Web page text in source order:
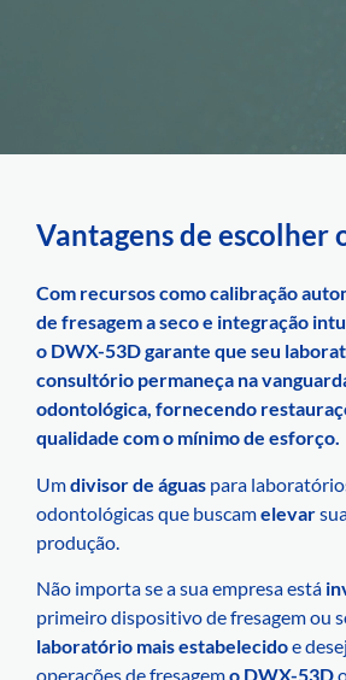
Vantagens de escolher
Com recursos como calibração
de fresagem a seco e integração
o DWX-53D garante que seu
consultório permaneça na
odontológica, fornecendo
qualidade com o mínimo de esforço.
Umdivisor de águas para
odontológicas que buscamelevar
produção.
Não importa se a sua empresa está
primeiro dispositivo de fresagem ou
laboratório mais estabelecidoe
operações de fresagem,o DWX-53D